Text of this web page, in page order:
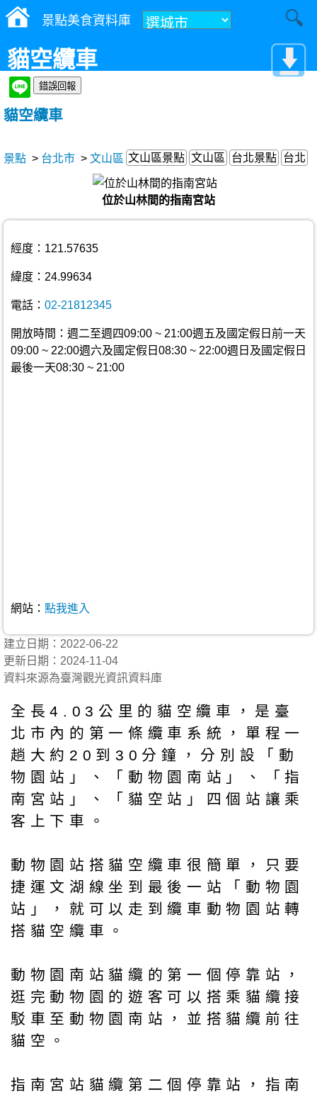
景點美食資料庫
貓空纜車
貓空纜車
景點 > 台北市 > 文山區 文山區景點 文山區 台北景點 台北
位於山林間的指南宮站
經度：121.57635
緯度：24.99634
電話： 02-21812345
開放時間：週二至週四09:00 ~ 21:00週五及國定假日前一天
09:00 ~ 22:00週六及國定假日08:30 ~ 22:00週日及國定假日
最後一天08:30 ~ 21:00
網站： 點我進入
建立日期：2022-06-22
更新日期：2024-11-04
資料來源為臺灣觀光資訊資料庫
全長4.03公里的貓空纜車，是臺
北市內的第一條纜車系統，單程一
趟大約20到30分鐘，分別設「動
物園站」、「動物園南站」、「指
南宮站」、「貓空站」四個站讓乘
客上下車。
動物園站搭貓空纜車很簡單，只要
捷運文湖線坐到最後一站「動物園
站」，就可以走到纜車動物園站轉
搭貓空纜車。
動物園南站貓纜的第一個停靠站，
逛完動物園的遊客可以搭乘貓纜接
駁車至動物園南站，並搭貓纜前往
貓空。
指南宮站貓纜第二個停靠站，指南